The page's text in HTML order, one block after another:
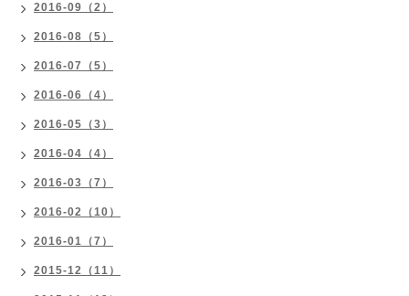
2016-09（2）
2016-08（5）
2016-07（5）
2016-06（4）
2016-05（3）
2016-04（4）
2016-03（7）
2016-02（10）
2016-01（7）
2015-12（11）